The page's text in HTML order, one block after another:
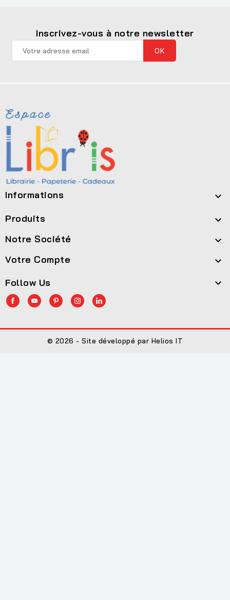
Inscrivez-vous à notre newsletter
Informations 
Produits 
Notre Société 
Votre Compte 
Follow Us 
© 2026 - Site développé par Helios IT